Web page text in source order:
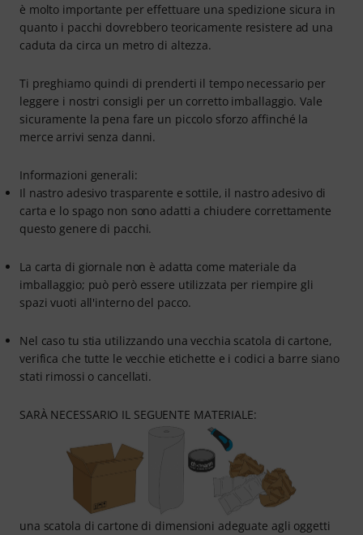
è molto importante per effettuare una spedizione sicura in
quanto i pacchi dovrebbero teoricamente resistere ad una
caduta da circa un metro di altezza.
Ti preghiamo quindi di prenderti il tempo necessario per
leggere i nostri consigli per un corretto imballaggio. Vale
sicuramente la pena fare un piccolo sforzo affinché la
merce arrivi senza danni.
Informazioni generali:
Il nastro adesivo trasparente e sottile, il nastro adesivo di
carta e lo spago non sono adatti a chiudere correttamente
questo genere di pacchi.
La carta di giornale non è adatta come materiale da
imballaggio; può però essere utilizzata per riempire gli
spazi vuoti all'interno del pacco.
Nel caso tu stia utilizzando una vecchia scatola di cartone,
verifica che tutte le vecchie etichette e i codici a barre siano
stati rimossi o cancellati.
SARÀ NECESSARIO IL SEGUENTE MATERIALE:
una scatola di cartone di dimensioni adeguate agli oggetti